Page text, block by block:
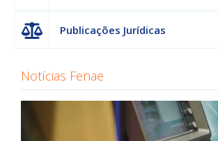
Publicações Jurídicas
Notícias Fenae